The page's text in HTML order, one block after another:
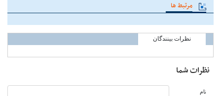
مرتبط ها
نظرات بینندگان
نظرات شما
نام